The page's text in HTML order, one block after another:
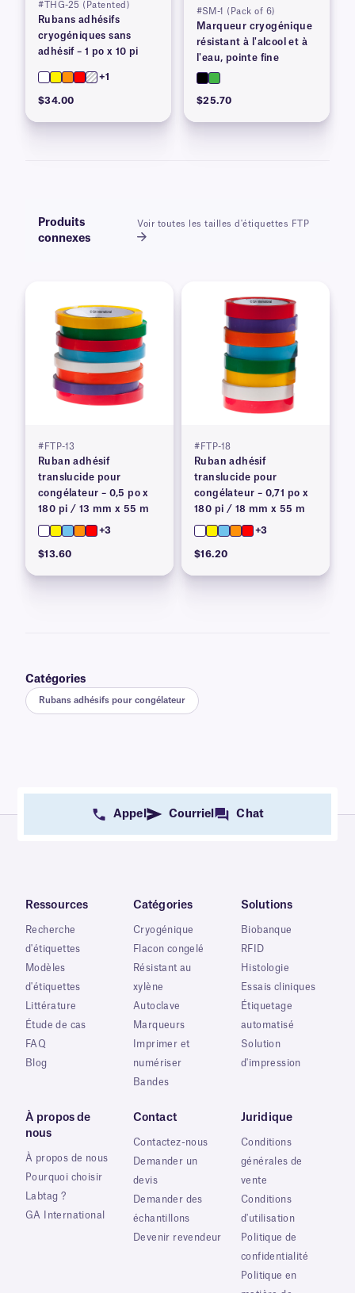
#THG-25 (Patented)
Rubans adhésifs
cryogéniques sans
adhésif – 1 po x 10 pi
+1
$34.00
#SM-1 (Pack of 6)
Marqueur cryogénique
résistant à l'alcool et à
l'eau, pointe fine
$25.70
Produits
connexes
Voir toutes les tailles d'étiquettes FTP
#FTP-13
Ruban adhésif
translucide pour
congélateur – 0,5 po x
180 pi / 13 mm x 55 m
+3
$13.60
#FTP-18
Ruban adhésif
translucide pour
congélateur – 0,71 po x
180 pi / 18 mm x 55 m
+3
$16.20
Catégories
Rubans adhésifs pour congélateur
Appel Courriel Chat
Ressources
Recherche
d'étiquettes
Modèles
d'étiquettes
Littérature
Étude de cas
FAQ
Blog
Catégories
Cryogénique
Flacon congelé
Résistant au
xylène
Autoclave
Marqueurs
Imprimer et
numériser
Bandes
Solutions
Biobanque
RFID
Histologie
Essais cliniques
Étiquetage
automatisé
Solution
d'impression
À propos de
nous
À propos de nous
Pourquoi choisir
Labtag ?
GA International
Contact
Contactez-nous
Demander un
devis
Demander des
échantillons
Devenir revendeur
Juridique
Conditions
générales de
vente
Conditions
d'utilisation
Politique de
confidentialité
Politique en